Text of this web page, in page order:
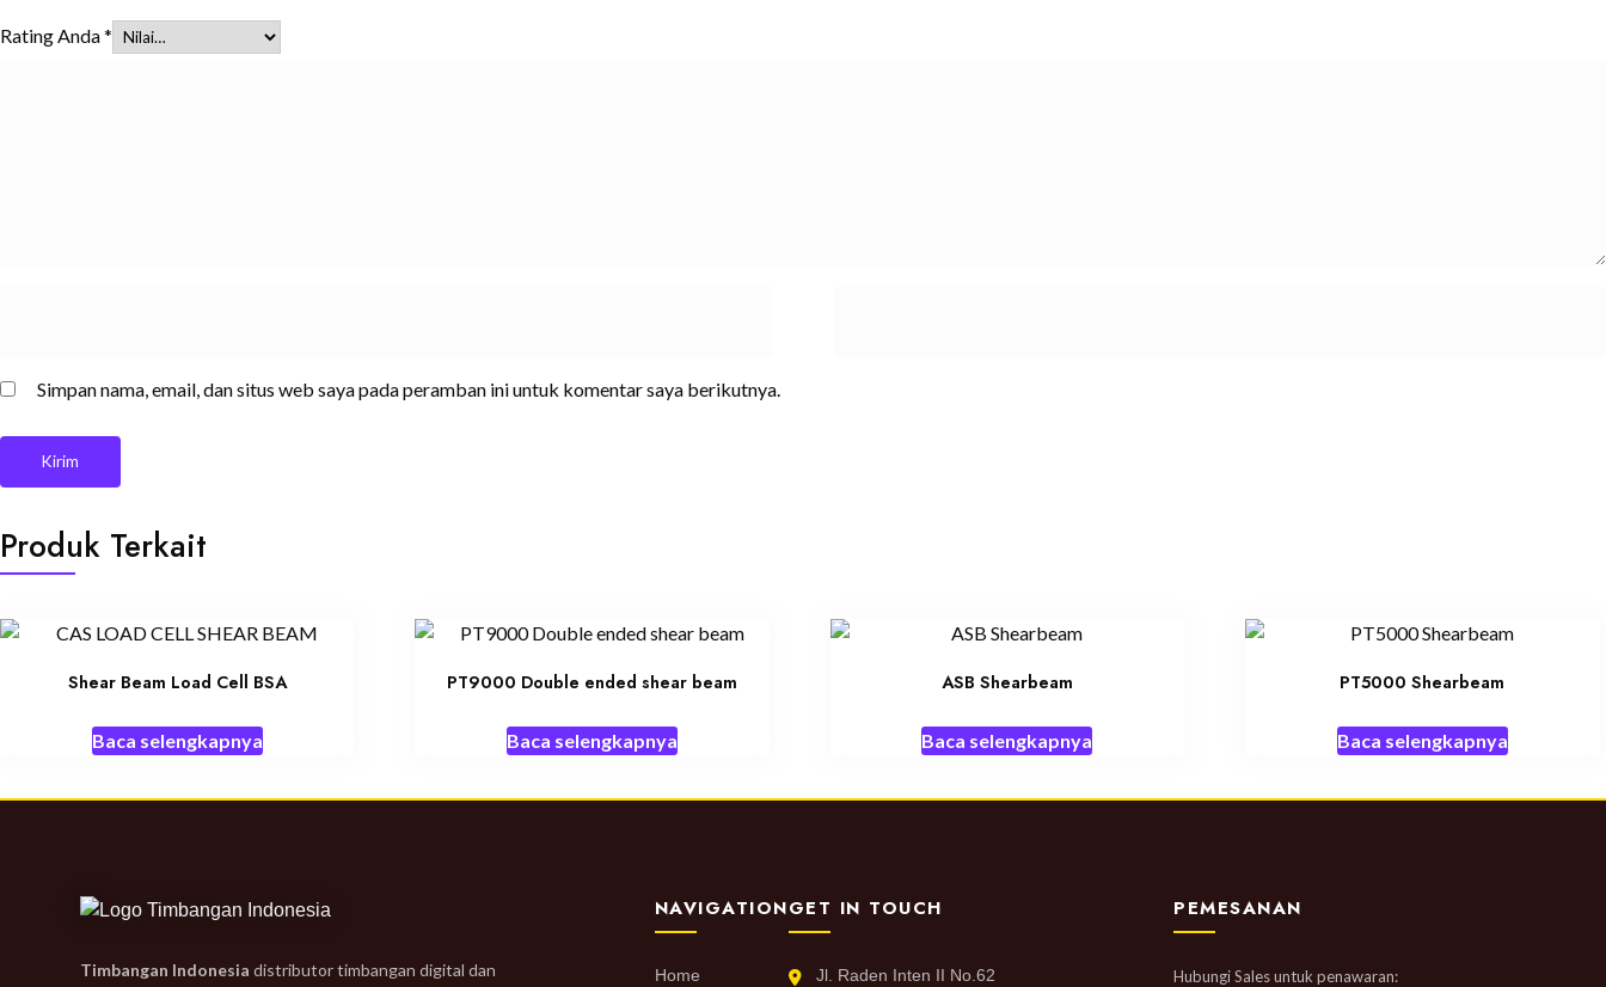
Rating Anda*
Simpan nama, email, dan situs web saya pada peramban ini untuk komentar saya berikutnya.
Produk Terkait
Shear Beam Load Cell BSA
Baca selengkapnya
PT9000 Double ended shear beam
Baca selengkapnya
ASB Shearbeam
Baca selengkapnya
PT5000 Shearbeam
Baca selengkapnya
Timbangan Indonesia distributor timbangan digital dan
NAVIGATION
Home
GET IN TOUCH
Jl. Raden Inten II No.62
PEMESANAN
Hubungi Sales untuk penawaran: